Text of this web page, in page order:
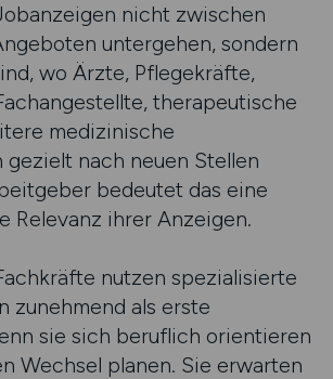
nicht zwischen
untergehen, sondern
wo Ärzte, Pflegekräfte,
therapeutische
medizinische
gezielt nach neuen Stellen
bedeutet das eine
Relevanz ihrer Anzeigen.
nutzen spezialisierte
zunehmend als erste
sie sich beruflich orientieren
Wechsel planen. Sie erwarten